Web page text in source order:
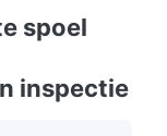
spoel
inspectie